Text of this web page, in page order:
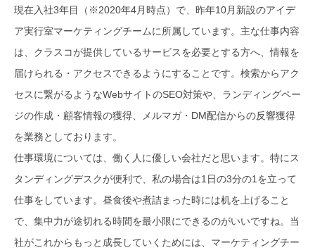
現在入社3年目（※2020年4月時点）で、昨年10月新設のアイデ
ア実行室マーケティングチームに所属しています。主な仕事内容
は、クラスコが提供しているサービスを必要とする方へ、情報を
届けられる・アクセスできるようにすることです。検索からアク
セスに繋がるようなWebサイトのSEO対策や、ランディングペー
ジの作成・顧客情報の獲得、メルマガ・DM配信からの反響獲得
を業務としております。
仕事環境については、働く人に優しい会社だと思います。特にス
タンディングデスクが便利で、私の場合は1日の3分の1を立って
仕事をしています。昼食後や煮詰まった時には机を上げること
で、集中力が途切れる時間を最小限にできるのがいいですね。当
社がこれからもっと成長していくためには、マーケティングチー